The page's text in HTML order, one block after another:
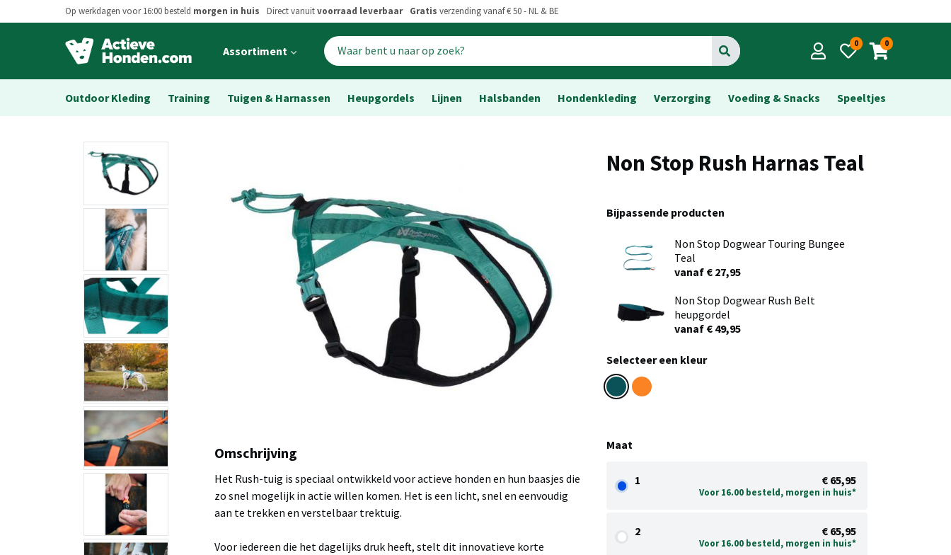
Op werkdagen voor 16:00 besteld morgen in huis Direct vanuitvoorraad leverbaar Gratis verzending vanaf € 50 - NL & BE
Open
menu
Assortiment Go 0 0
Outdoor Kleding Training Tuigen & Harnassen Heupgordels Lijnen Halsbanden Hondenkleding Verzorging Voeding & Snacks Speeltjes
Non Stop Rush Harnas Teal
Bijpassende producten
Non Stop Dogwear Touring Bungee
Teal
vanaf € 27,95
Non Stop Dogwear Rush Belt
heupgordel
vanaf € 49,95
Selecteer een kleur
Maat
1 € 65,95
Voor 16.00 besteld, morgen in huis*
2 € 65,95
Voor 16.00 besteld, morgen in huis*
Omschrijving
Het Rush-tuig is speciaal ontwikkeld voor actieve honden en hun baasjes die
zo snel mogelijk in actie willen komen. Het is een licht, snel en eenvoudig
aan te trekken en verstelbaar trektuig.
Voor iedereen die het dagelijks druk heeft, stelt dit innovatieve korte